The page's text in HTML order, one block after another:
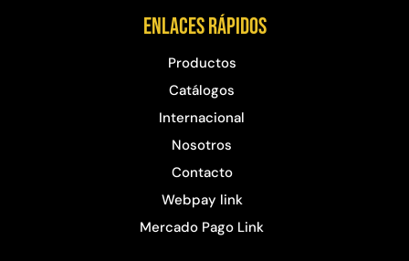
Enlaces rápidos
Productos
Catálogos
Internacional
Nosotros
Contacto
Webpay link
Mercado Pago Link